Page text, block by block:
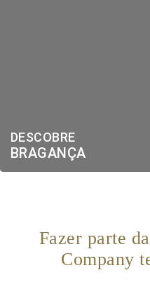
DESCOBRE
BRAGANÇA
Fazer parte
Company